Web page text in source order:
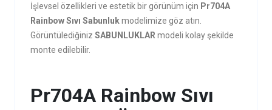
İşlevsel özellikleri ve estetik bir görünüm için Pr704A
Rainbow Sıvı Sabunlukmodelimize göz atın.
Görüntülediğiniz SABUNLUKLAR modeli kolay şekilde
monte edilebilir.
Pr704A Rainbow Sıvı